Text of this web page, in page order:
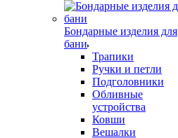
Бондарные изделия для
бани
Трапики
Ручки и петли
Подголовники
Обливные
устройства
Ковши
Вешалки